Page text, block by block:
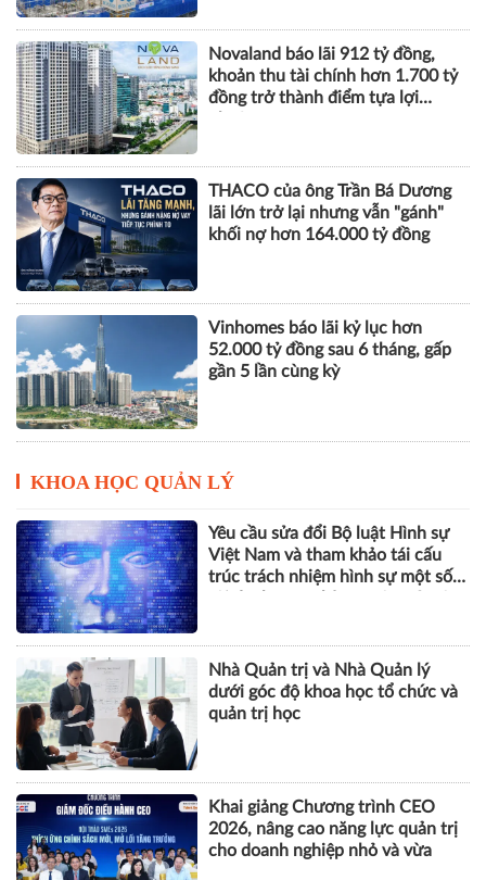
TÀI CHÍNH
Xây dựng Hòa Bình phát hành
hơn 51 triệu cổ phiếu để hoán đổi
hơn 514 tỷ đồng nợ
Novaland báo lãi 912 tỷ đồng,
khoản thu tài chính hơn 1.700 tỷ
đồng trở thành điểm tựa lợi
THACO của ông Trần Bá Dương
lãi lớn trở lại nhưng vẫn "gánh"
khối nợ hơn 164.000 tỷ đồng
Vinhomes báo lãi kỷ lục hơn
KHOA HỌC QUẢN LÝ
Yêu cầu sửa đổi Bộ luật Hình sự
Việt Nam và tham khảo tái cấu
trúc trách nhiệm hình sự một số
Nhà Quản trị và Nhà Quản lý
dưới góc độ khoa học tổ chức và
quản trị học